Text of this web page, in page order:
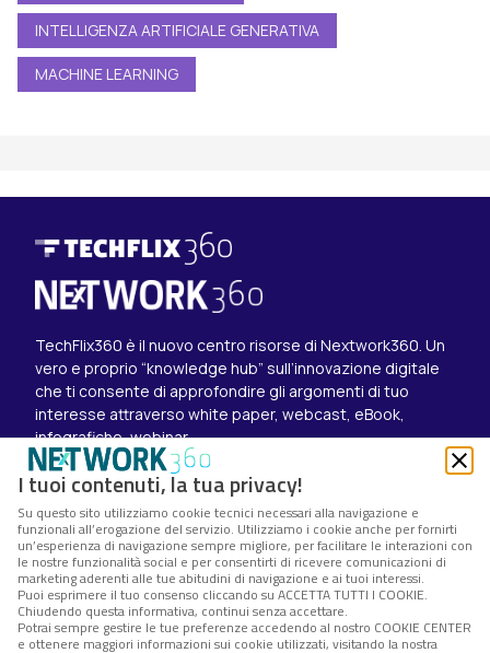
INTELLIGENZA ARTIFICIALE GENERATIVA
MACHINE LEARNING
TechFlix360 è il nuovo centro risorse di Nextwork360. Un
vero e proprio “knowledge hub” sull’innovazione digitale
che ti consente di approfondire gli argomenti di tuo
interesse attraverso white paper, webcast, eBook,
infografiche, webinar.
Esplora i contenuti
Canali
White paper
Eventi on demand
Eventi futuri
Seguici su
Twitter
LinkedIn
I tuoi contenuti, la tua privacy!
Su questo sito utilizziamo cookie tecnici necessari alla navigazione e
funzionali all’erogazione del servizio. Utilizziamo i cookie anche per fornirti
un’esperienza di navigazione sempre migliore, per facilitare le interazioni con
le nostre funzionalità social e per consentirti di ricevere comunicazioni di
marketing aderenti alle tue abitudini di navigazione e ai tuoi interessi.
Puoi esprimere il tuo consenso cliccando su ACCETTA TUTTI I COOKIE.
Chiudendo questa informativa, continui senza accettare.
Potrai sempre gestire le tue preferenze accedendo al nostro COOKIE CENTER
e ottenere maggiori informazioni sui cookie utilizzati, visitando la nostra